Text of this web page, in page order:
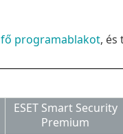
fő programablakot, és
ESET Smart Security
Premium